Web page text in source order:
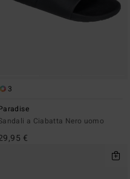
3
a Ciabatta Nero uomo
€